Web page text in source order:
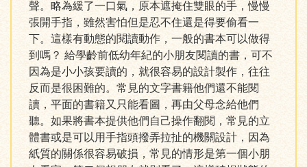
聲。略為緩了一口氣，原本遮掩住雙眼的手，慢慢
張開手指，雖然害怕但是忍不住還是得要偷看一
下。這樣有動態的閱讀動作，一般的書本可以做得
到嗎？ 給學齡前低幼年紀的小朋友閱讀的書，可不
因為是小小孩要讀的，就很容易的設計製作，往往
反而是很困難的。常見的文字書籍他們還不能閱
讀，平面的書籍又只能看圖，再由父母念給他們
聽。如果將書本提供他們自己操作翻閱，常見的立
體書或是可以用手指頭撥弄拉扯的機關設計，因為
紙質的關係很容易破損，常見的情形是第一個小朋